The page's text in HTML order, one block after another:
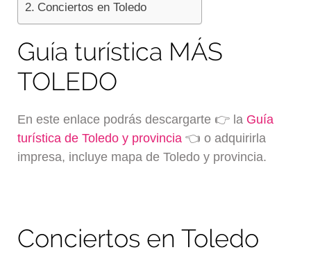
Conciertos en Toledo
Guía turística MÁS
TOLEDO
En este enlace podrás descargarte 👉 la Guía
turística de Toledo y provincia 👈 o adquirirla
impresa, incluye mapa de Toledo y provincia.
Conciertos en Toledo